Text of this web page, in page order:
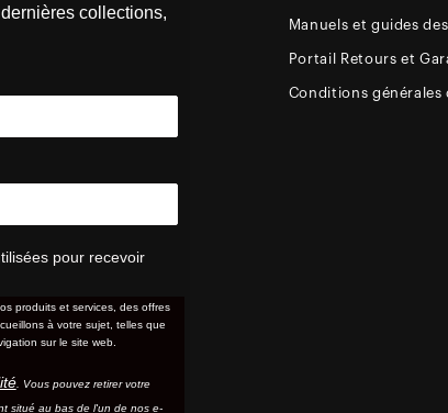
collections,
pour recevoir
produits et services, des offres
à votre sujet, telles que
sur le site web.
. Vous pouvez retirer votre
situé au bas de l'un de nos e-
Manuels et guides
Portail Retours et
Conditions générales